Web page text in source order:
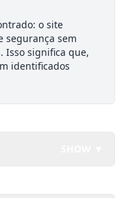
o site
segurança sem
Isso significa que,
identificados